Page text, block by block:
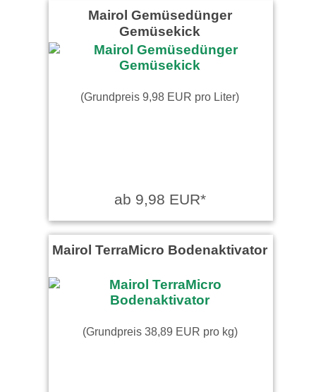
Mairol Gemüsedünger
Gemüsekick
(Grundpreis 9,98 EUR pro Liter)
ab 9,98 EUR*
Mairol TerraMicro Bodenaktivator
(Grundpreis 38,89 EUR pro kg)